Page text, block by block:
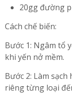
20gg đường
Cách chế biến:
Bước 1: Ngâm tổ
khi yến nở mềm.
Bước 2: Làm
riêng từng loại